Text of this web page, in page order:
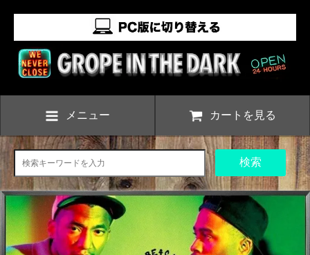
メニュー カートを見る
検索